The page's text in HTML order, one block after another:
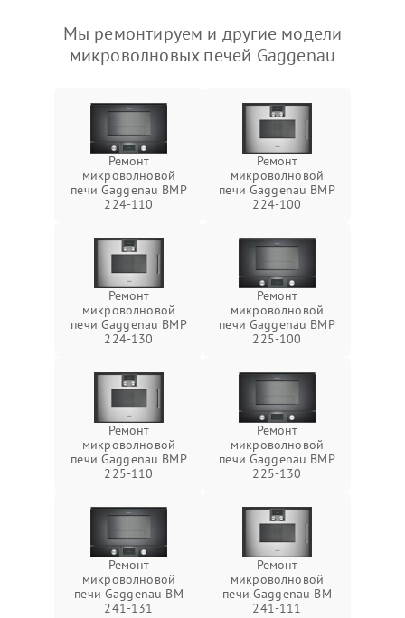
Мы ремонтируем и другие модели
микроволновых печей Gaggenau
Ремонт
микроволновой
печи Gaggenau BMP
224-110
Ремонт
микроволновой
печи Gaggenau BMP
224-100
Ремонт
микроволновой
печи Gaggenau BMP
224-130
Ремонт
микроволновой
печи Gaggenau BMP
225-100
Ремонт
микроволновой
печи Gaggenau BMP
225-110
Ремонт
микроволновой
печи Gaggenau BMP
225-130
Ремонт
микроволновой
печи Gaggenau BM
241-131
Ремонт
микроволновой
печи Gaggenau BM
241-111